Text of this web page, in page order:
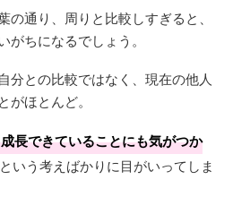
の通り、周りと比較しすぎると、
がちになるでしょう。
分との比較ではなく、現在の他人
がほとんど。
成長できていることにも気がつか
いう考えばかりに目がいってしま